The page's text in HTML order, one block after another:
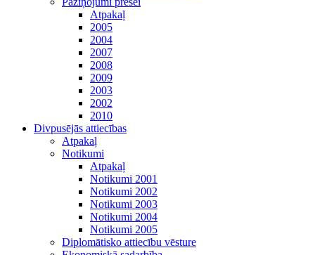
Atpakaļ
2005
2004
2007
2008
2009
2003
2002
2010
Divpusējās attiecības
Atpakaļ
Notikumi
Atpakaļ
Notikumi 2001
Notikumi 2002
Notikumi 2003
Notikumi 2004
Notikumi 2005
Diplomātisko attiecību vēsture